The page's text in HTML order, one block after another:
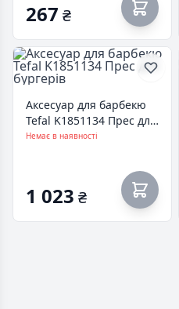
267 ₴
Аксесуар для барбекю
Tefal K1851134 Прес для
бургерів
Немає в наявності
1 023 ₴